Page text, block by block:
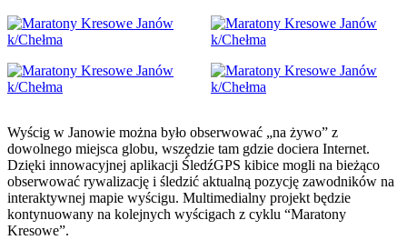
Wyścig w Janowie można było obserwować „na żywo” z
dowolnego miejsca globu, wszędzie tam gdzie dociera Internet.
Dzięki innowacyjnej aplikacji ŚledźGPS kibice mogli na bieżąco
obserwować rywalizację i śledzić aktualną pozycję zawodników na
interaktywnej mapie wyścigu. Multimedialny projekt będzie
kontynuowany na kolejnych wyścigach z cyklu “Maratony
Kresowe”.